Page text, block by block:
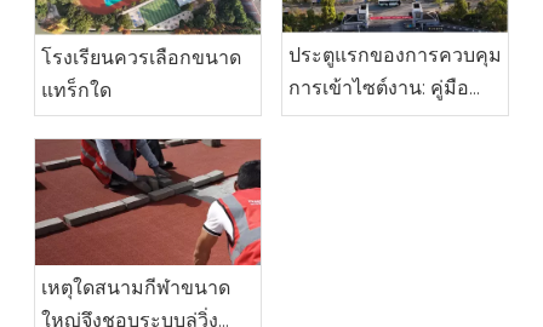
โรงเรียนควรเลือกขนาด
แทร็กใด
ประตูแรกของการควบคุม
การเข้าไซต์งาน: คู่มือ
ฉบับสมบูรณ์เพื่อการเตรี
เหตุใดสนามกีฬาขนาด
ใหญ่จึงชอบระบบลู่วิ่ง